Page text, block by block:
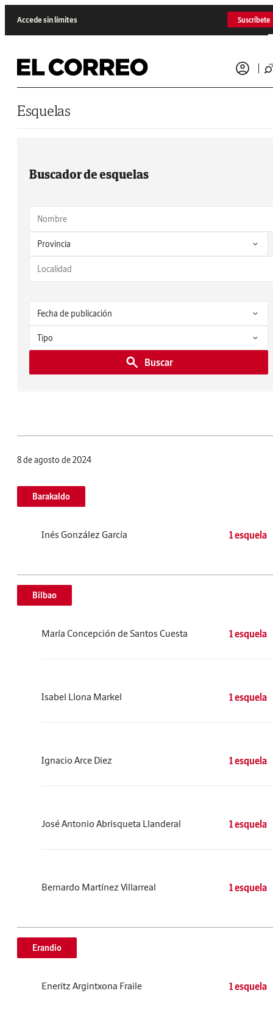
Accede sin límites Suscríbete
Esquelas
Buscador de esquelas
Buscar
8 de agosto de 2024
Barakaldo
Inés González García 1 esquela
Bilbao
María Concepción de Santos Cuesta 1 esquela
Isabel Llona Markel 1 esquela
Ignacio Arce Diez 1 esquela
José Antonio Abrisqueta Llanderal 1 esquela
Bernardo Martínez Villarreal 1 esquela
Erandio
Eneritz Argintxona Fraile 1 esquela